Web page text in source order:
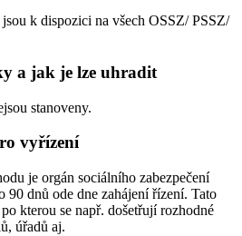
k dispozici na všech OSSZ/ PSSZ/
a jak je lze uhradit
stanoveny.
vyřízení
je orgán sociálního zabezpečení
90 dnů ode dne zahájení řízení. Tato
kterou se např. došetřují rozhodné
úřadů aj.